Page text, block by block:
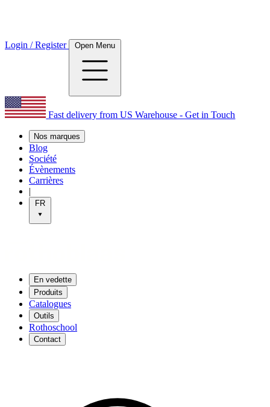
Login / Register Open Menu
Fast delivery from US Warehouse - Get in Touch
Nos marques
Blog
Société
Évènements
Carrières
|
FR
En vedette
Produits
Catalogues
Outils
Rothoschool
Contact